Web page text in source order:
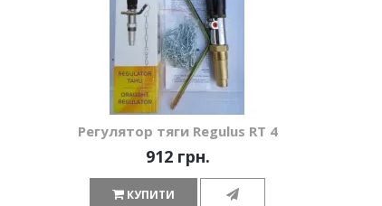
Регулятор тяги Regulus RT 4
912 грн.
КУПИТИ